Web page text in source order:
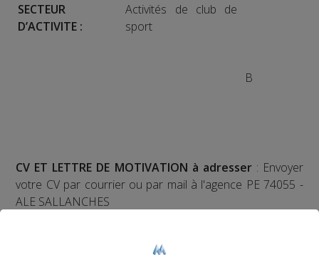
SECTEUR
D’ACTIVITE :
Activités de club de
sport
B
CV ET LETTRE DE MOTIVATION à adresser: Envoyer
votre CV par courrier ou par mail à l'agence PE 74055 -
ALE SALLANCHES